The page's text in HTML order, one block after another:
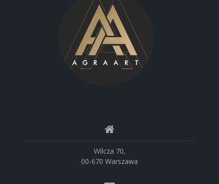
Wilcza 70,
00-670 Warszawa